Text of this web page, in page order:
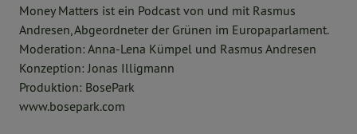
Money Matters ist ein Podcast von und mit Rasmus
Andresen, Abgeordneter der Grünen im Europaparlament.
Moderation: Anna-Lena Kümpel und Rasmus Andresen
Konzeption: Jonas Illigmann
Produktion: BosePark
www.bosepark.com